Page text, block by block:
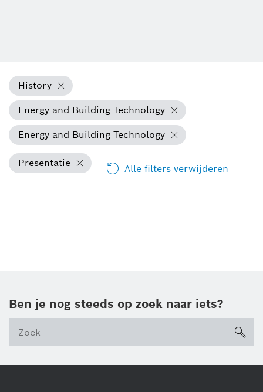
History
Energy and Building Technology
Energy and Building Technology
Presentatie Alle filters verwijderen
Ben je nog steeds op zoek naar iets?